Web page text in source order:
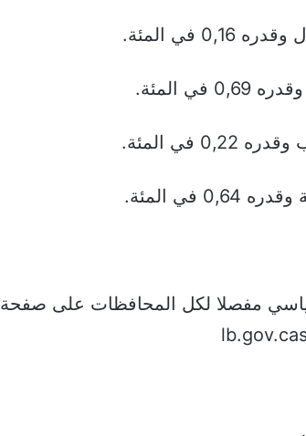
في المئة.
المئة.
في المئة.
في المئة.
مفصلا لكل المحافظات على صفحة